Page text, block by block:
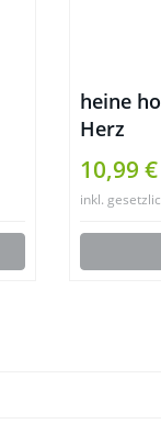
heine
Herz
10,99 €
inkl.